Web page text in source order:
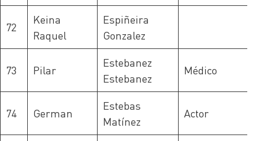
72
Keina
Raquel
Espiñeira
Gonzalez
73 Pilar
Estebanez
Estebanez
Médico
74 German
Estebas
Matínez
Actor